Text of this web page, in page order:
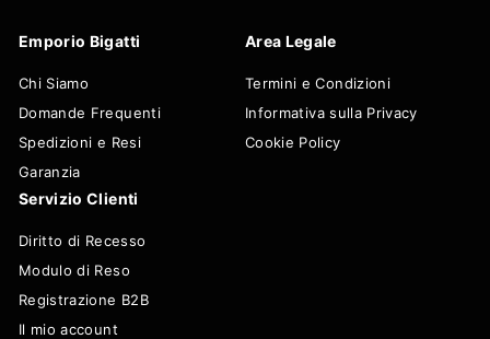
Emporio Bigatti
Chi Siamo
Domande Frequenti
Spedizioni e Resi
Garanzia
Area Legale
Termini e Condizioni
Informativa sulla Privacy
Cookie Policy
Servizio Clienti
Diritto di Recesso
Modulo di Reso
Registrazione B2B
Il mio account